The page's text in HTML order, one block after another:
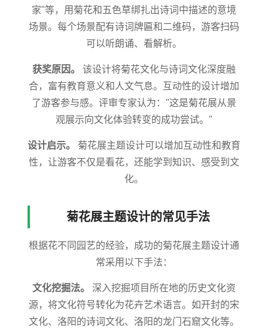
家"等，用菊花和五色草绑扎出诗词中描述的意境
场景。每个场景配有诗词牌匾和二维码，游客扫码
可以听朗诵、看解析。
获奖原因。
该设计将菊花文化与诗词文化深度融
合，富有教育意义和人文气息。互动性的设计增加
了游客参与感。评审专家认为："这是菊花展从景
观展示向文化体验转变的成功尝试。"
设计启示。
菊花展主题设计可以增加互动性和教育
性，让游客不仅是看花，还能学到知识、感受到文
化。
菊花展主题设计的常见手法
根据花不同园艺的经验，成功的菊花展主题设计通
常采用以下手法：
文化挖掘法。
深入挖掘项目所在地的历史文化资
源，将文化符号转化为花卉艺术语言。如开封的宋
文化、洛阳的诗词文化、洛阳的龙门石窟文化等。